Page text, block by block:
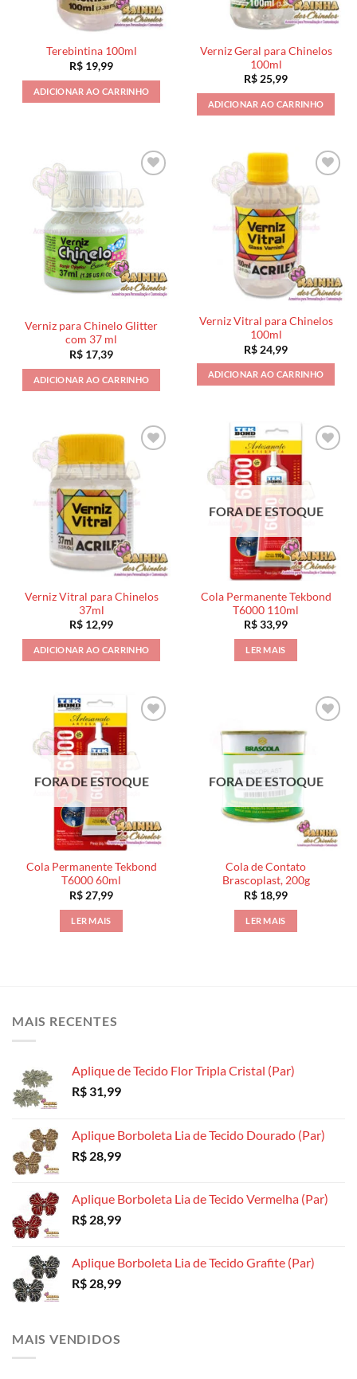
Terebintina 100ml
R$ 19,99
ADICIONAR AO CARRINHO
Verniz Geral para Chinelos
100ml
R$ 25,99
ADICIONAR AO CARRINHO
Verniz para Chinelo Glitter
com 37 ml
R$ 17,39
ADICIONAR AO CARRINHO
Verniz Vitral para Chinelos
100ml
R$ 24,99
ADICIONAR AO CARRINHO
Verniz Vitral para Chinelos
37ml
R$ 12,99
ADICIONAR AO CARRINHO
FORA DE ESTOQUE
Cola Permanente Tekbond
T6000 110ml
R$33,99
LER MAIS
FORA DE ESTOQUE
Cola Permanente Tekbond
T6000 60ml
R$ 27,99
LER MAIS
FORA DE ESTOQUE
Cola de Contato
Brascoplast, 200g
R$ 18,99
LER MAIS
MAIS RECENTES
Aplique de Tecido Flor Tripla Cristal (Par)
R$ 31,99
Aplique Borboleta Lia de Tecido Dourado (Par)
R$ 28,99
Aplique Borboleta Lia de Tecido Vermelha (Par)
R$ 28,99
Aplique Borboleta Lia de Tecido Grafite (Par)
R$ 28,99
MAIS VENDIDOS